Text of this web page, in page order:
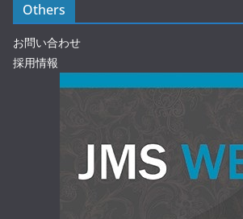
Others
お問い合わせ
採用情報